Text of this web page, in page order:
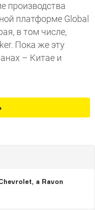
производства
платформе Global
в том числе,
Пока же эту
– Китае и
а Ravon